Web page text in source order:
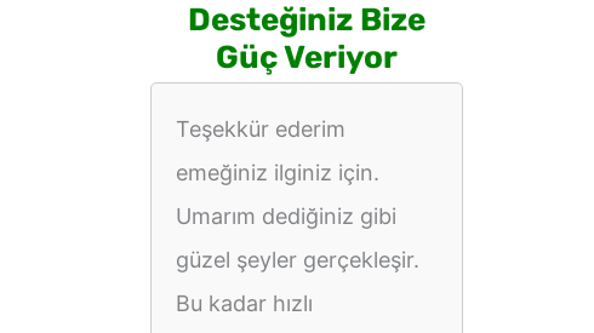
Desteğiniz Bize
Güç Veriyor
Teşekkür ederim
emeğiniz ilginiz için.
Umarım dediğiniz gibi
güzel şeyler gerçekleşir.
Bu kadar hızlı